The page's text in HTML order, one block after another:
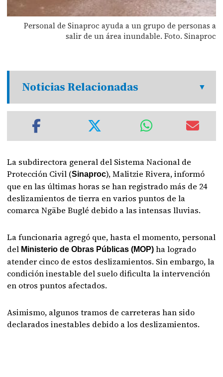
Personal de Sinaproc ayuda a un grupo de personas a
salir de un área inundable. Foto. Sinaproc
Noticias Relacionadas
La subdirectora general del Sistema Nacional de
Protección Civil (Sinaproc), Malitzie Rivera, informó
que en las últimas horas se han registrado más de 24
deslizamientos de tierra en varios puntos de la
comarca Ngäbe Buglé debido a las intensas lluvias.
La funcionaria agregó que, hasta el momento, personal
del Ministerio de Obras Públicas (MOP) ha logrado
atender cinco de estos deslizamientos. Sin embargo, la
condición inestable del suelo dificulta la intervención
en otros puntos afectados.
Asimismo, algunos tramos de carreteras han sido
declarados inestables debido a los deslizamientos.